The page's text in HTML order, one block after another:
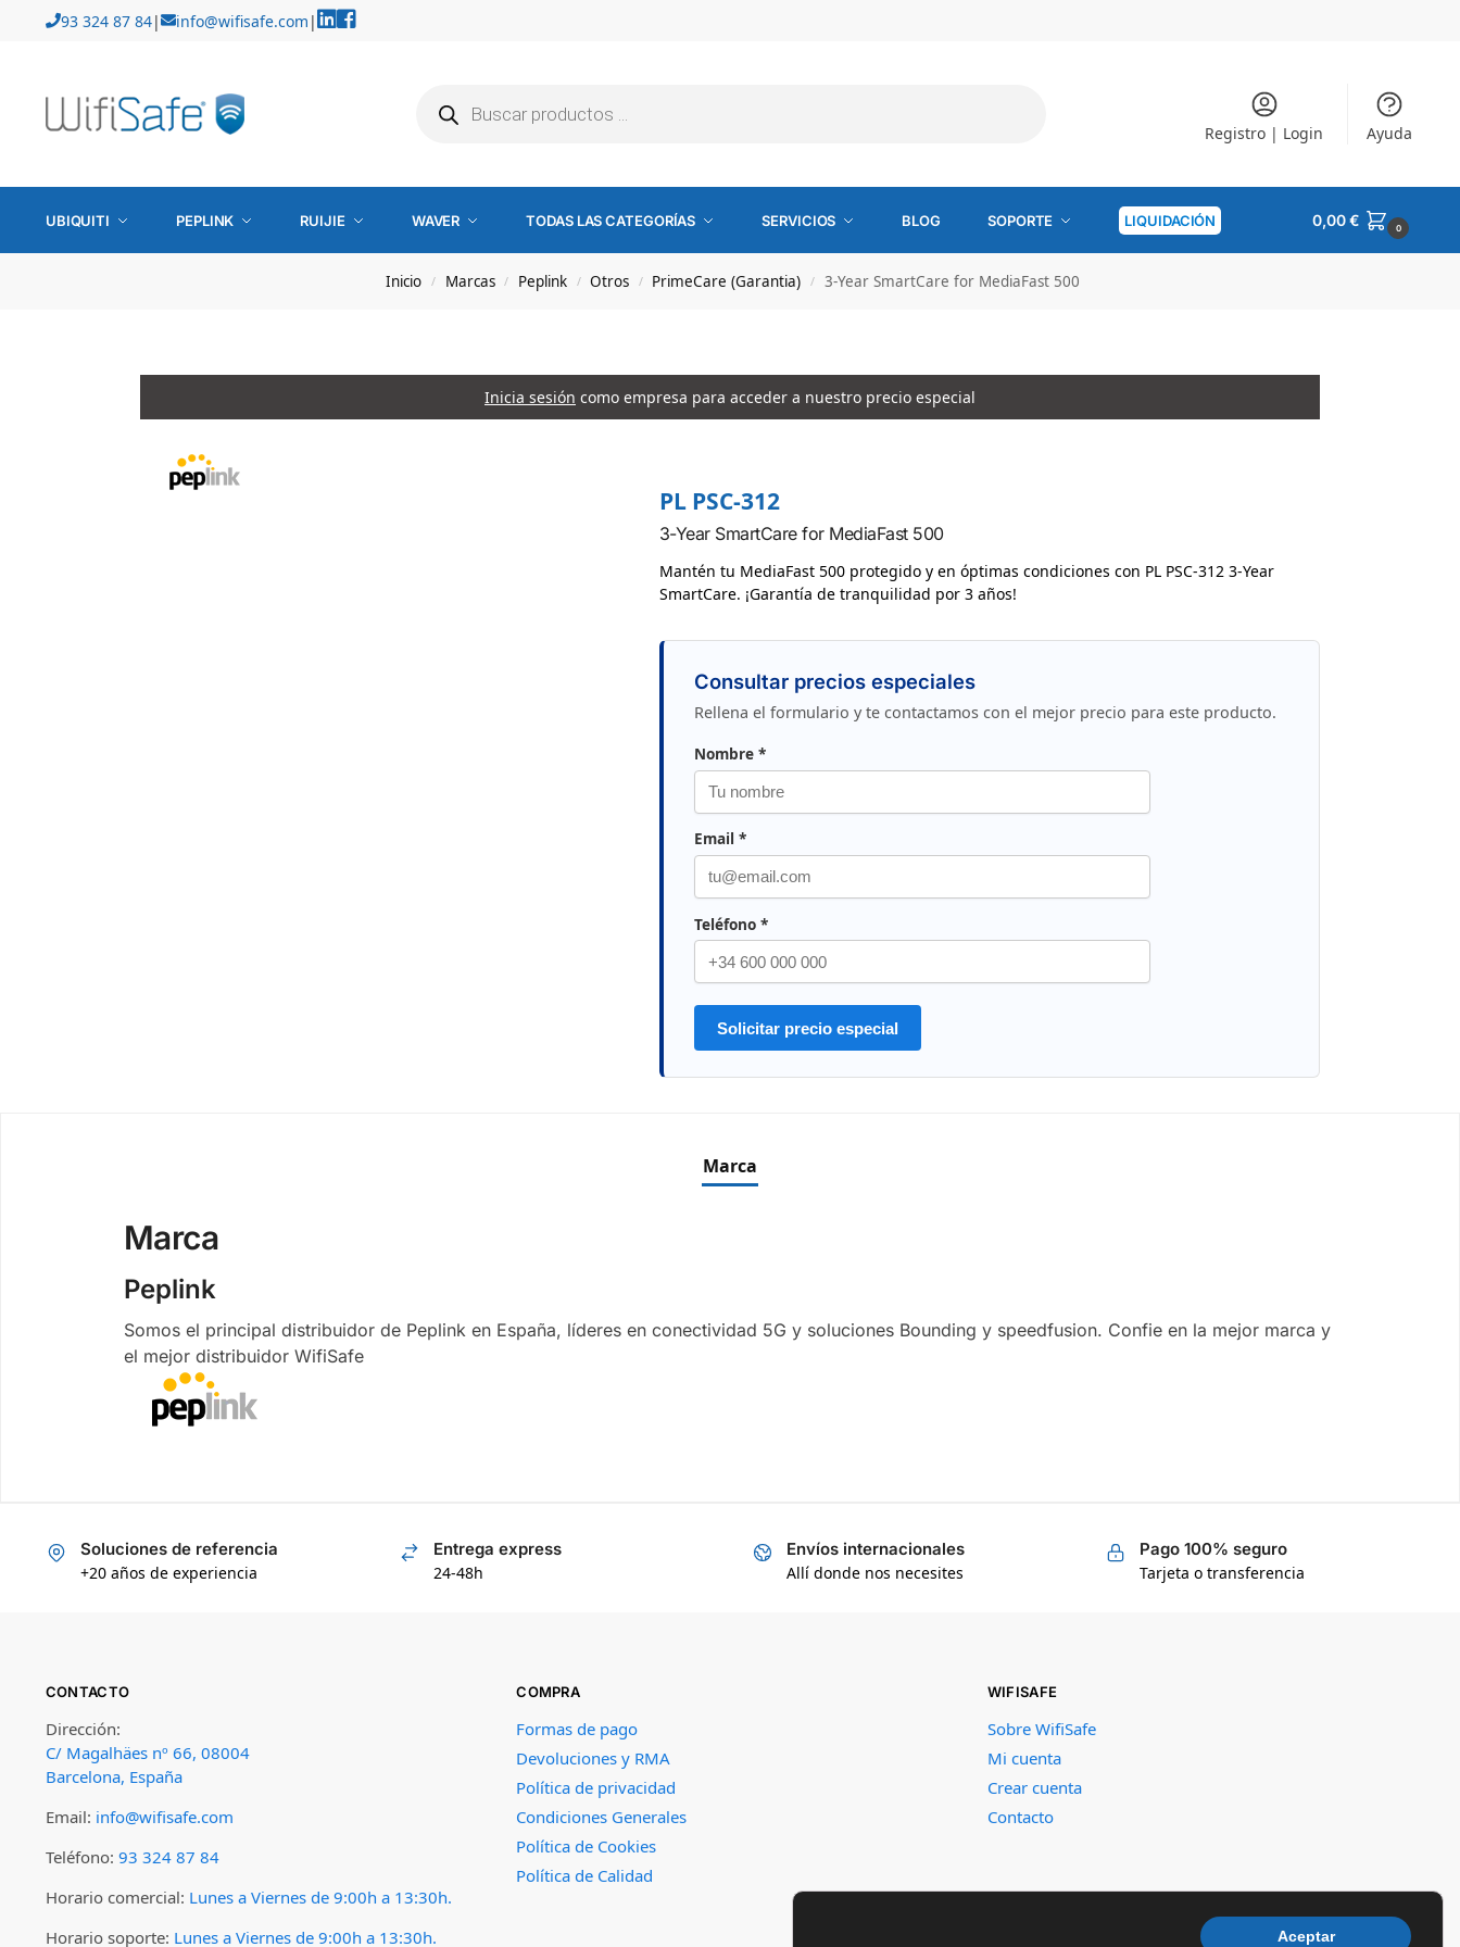
93 324 87 84| info@wifisafe.com |
Registro | Login Ayuda
UBIQUITI PEPLINK RUIJIE WAVER TODAS LAS CATEGORÍAS SERVICIOS BLOG SOPORTE LIQUIDACIÓN 0,00€ 0
Inicio / Marcas / Peplink / Otros / PrimeCare (Garantia) / 3-Year SmartCare for MediaFast 500
Inicia sesión como empresa para acceder a nuestro precio especial
PL PSC-312
3-Year SmartCare for MediaFast 500
Mantén tu MediaFast 500 protegido y en óptimas condiciones con PL PSC-312 3-Year
SmartCare. ¡Garantía de tranquilidad por 3 años!
Consultar precios especiales
Rellena el formulario y te contactamos con el mejor precio para este producto.
Nombre *
Email *
Teléfono *
Solicitar precio especial
Marca
Marca
Peplink
Somos el principal distribuidor de Peplink en España, líderes en conectividad 5G y soluciones Bounding y speedfusion. Confie en la mejor marca y
el mejor distribuidor WifiSafe
Soluciones de referencia
+20 años de experiencia
Entrega express
24-48h
Envíos internacionales
Allí donde nos necesites
Pago 100% seguro
Tarjeta o transferencia
CONTACTO
Dirección:
C/ Magalhäes nº 66, 08004
Barcelona, España
Email: info@wifisafe.com
Teléfono: 93 324 87 84
Horario comercial: Lunes a Viernes de 9:00h a 13:30h.
Horario soporte: Lunes a Viernes de 9:00h a 13:30h.
COMPRA
Formas de pago
Devoluciones y RMA
Política de privacidad
Condiciones Generales
Política de Cookies
Política de Calidad
WIFISAFE
Sobre WifiSafe
Mi cuenta
Crear cuenta
Contacto
Aceptar